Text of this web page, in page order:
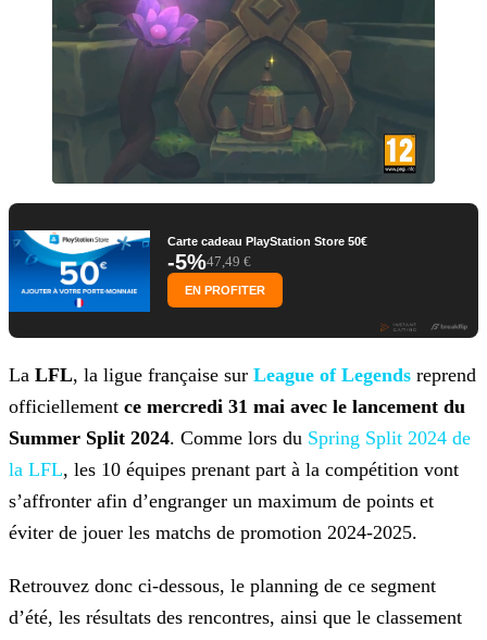
Carte cadeau PlayStation Store 50€
-5%47,49 €
EN PROFITER
La LFL, la ligue française sur League of Legends reprend
officiellement ce mercredi 31 mai avec le lancement du
Summer Split 2024. Comme lors du Spring Split 2024 de
la LFL, les 10 équipes prenant part à la compétition vont
s’affronter afin d’engranger un maximum de points et
éviter de jouer les matchs de promotion 2024-2025.
Retrouvez donc ci-dessous, le planning de ce segment
d’été, les résultats des rencontres, ainsi que le classement